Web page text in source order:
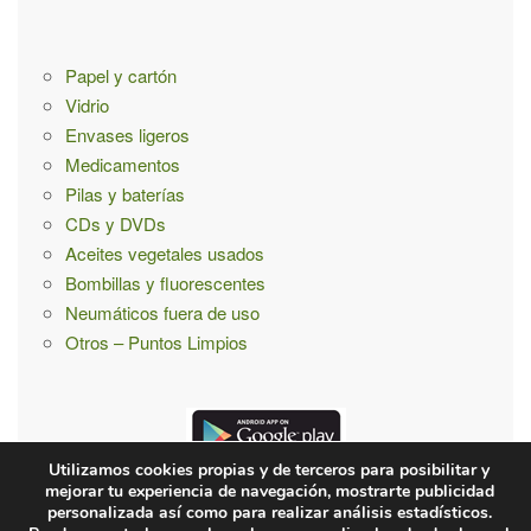
Papel y cartón
Vidrio
Envases ligeros
Medicamentos
Pilas y baterías
CDs y DVDs
Aceites vegetales usados
Bombillas y fluorescentes
Neumáticos fuera de uso
Otros – Puntos Limpios
Utilizamos cookies propias y de terceros para posibilitar y
mejorar tu experiencia de navegación, mostrarte publicidad
personalizada así como para realizar análisis estadísticos.